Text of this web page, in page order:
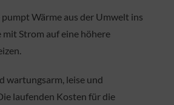
KONTAKT
Wärme aus der Umwelt ins
Strom auf eine höhere
wartungsarm, leise und
laufenden Kosten für die